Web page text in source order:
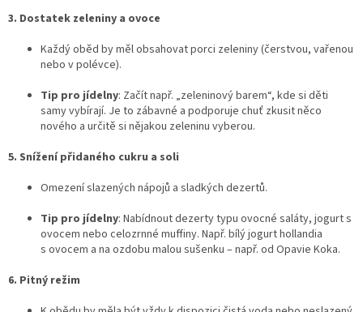
3. Dostatek zeleniny a ovoce
Každý oběd by měl obsahovat porci zeleniny (čerstvou, vařenou
nebo v polévce).
Tip pro jídelny: Začít např. „zeleninový barem“, kde si děti
samy vybírají. Je to zábavné a podporuje chuť zkusit něco
nového a určitě si nějakou zeleninu vyberou.
5. Snížení přidaného cukru a soli
Omezení slazených nápojů a sladkých dezertů.
Tip pro jídelny: Nabídnout dezerty typu ovocné saláty, jogurt s
ovocem nebo celozrnné muffiny. Např. bílý jogurt hollandia
s ovocem a na ozdobu malou sušenku – např. od Opavie Koka.
6. Pitný režim